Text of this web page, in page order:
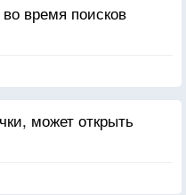
во время поисков
может открыть